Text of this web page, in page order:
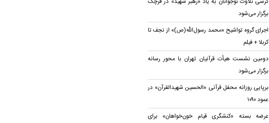
برگزار می‌شود
اجرای گروه تواشیح «محمد رسول‌الله(ص)» از نجف تا
کربلا + فیلم
دومین نشست هیأت قرآنیان تهران با محور رسانه
برگزار می‌شود
برپایی روزانه محفل قرآنی «الحسین شهیدالقرآن» در
عمود ۱۰۹۰
عرضه بسته «کنشگری قیام خون‌خواهان» برای